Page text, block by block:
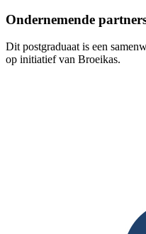
Ondernemende
Dit postgraduaat is een
op initiatief van Broeikas.